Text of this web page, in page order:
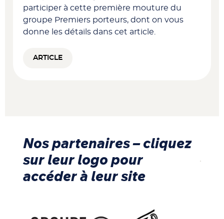
participer à cette première mouture du
groupe Premiers porteurs, dont on vous
donne les détails dans cet article.
ARTICLE
Nos partenaires – cliquez
sur leur logo pour
accéder à leur site